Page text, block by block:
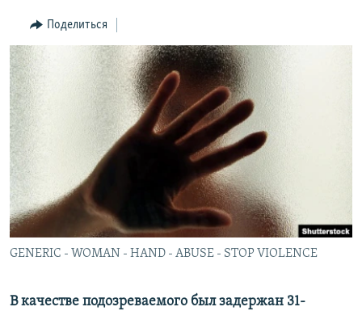
Вернутся
поиску
Поделиться
GENERIC - WOMAN - HAND - ABUSE - STOP VIOLENCE
В качестве подозреваемого был задержан 31-